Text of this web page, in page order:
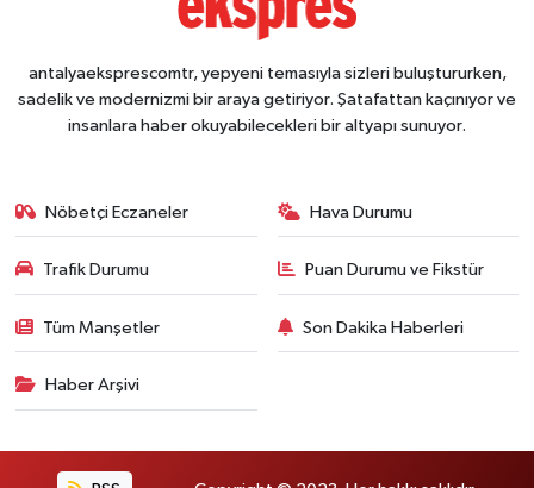
antalyaeksprescomtr, yepyeni temasıyla sizleri buluştururken,
sadelik ve modernizmi bir araya getiriyor. Şatafattan kaçınıyor ve
insanlara haber okuyabilecekleri bir altyapı sunuyor.
Nöbetçi Eczaneler Hava Durumu
Trafik Durumu Puan Durumu ve Fikstür
Tüm Manşetler Son Dakika Haberleri
Haber Arşivi